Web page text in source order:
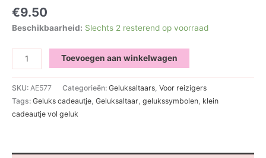
€9.50
Beschikbaarheid: Slechts 2 resterend op voorraad
Geluks
cadeautje
aantal
Toevoegen aan winkelwagen
SKU: AE577 Categorieën: Geluksaltaars Voor reizigers
Tags: Geluks cadeautje Geluksaltaar gelukssymbolen klein
cadeautje vol geluk